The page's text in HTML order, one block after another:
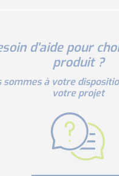
et Actualités
des essentiels pour les
Renseignements
d'aide pour
produit ?
sommes à votre
votre projet